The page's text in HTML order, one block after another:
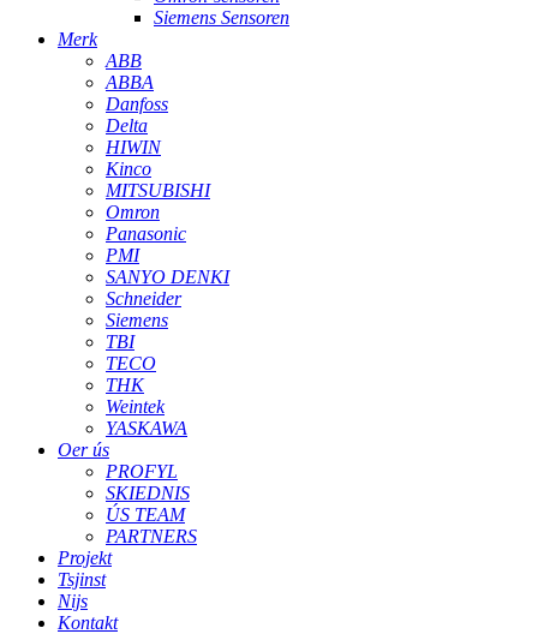
Siemens Sensoren
Merk
ABB
ABBA
Danfoss
Delta
HIWIN
Kinco
MITSUBISHI
Omron
Panasonic
PMI
SANYO DENKI
Schneider
Siemens
TBI
TECO
THK
Weintek
YASKAWA
Oer ús
PROFYL
SKIEDNIS
ÚS TEAM
PARTNERS
Projekt
Tsjinst
Nijs
Kontakt